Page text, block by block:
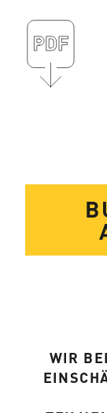
WIR